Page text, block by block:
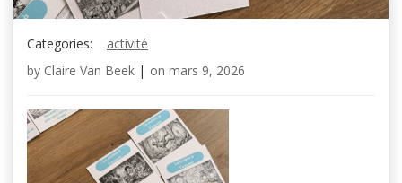
Categories:
activité
by Claire Van Beek | on mars 9, 2026